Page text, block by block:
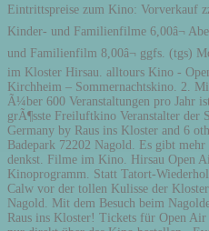
Eintrittspreise zum Kino: Vorverkauf
Kinder- und Familienfilme 6,00â¬
und Familienfilm 8,00â¬ ggfs. (tgs)
im Kloster Hirsau. alltours Kino -
Kirchheim – Sommernachtskino. 2.
Ã¼ber 600 Veranstaltungen pro Jahr
grÃ¶sste Freiluftkino Veranstalter der
Germany by Raus ins Kloster and 6
Badepark 72202 Nagold. Es gibt
denkst. Filme im Kino. Hirsau Open
Kinoprogramm. Statt Tatort-
Calw vor der tollen Kulisse der
Nagold. Mit dem Besuch beim
Raus ins Kloster! Tickets für Open